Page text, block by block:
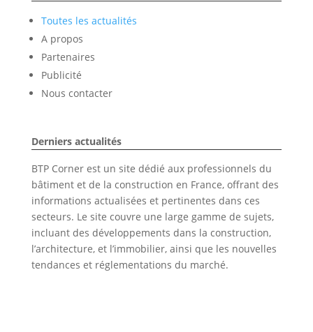
Toutes les actualités
A propos
Partenaires
Publicité
Nous contacter
Derniers actualités
BTP Corner est un site dédié aux professionnels du
bâtiment et de la construction en France, offrant des
informations actualisées et pertinentes dans ces
secteurs. Le site couvre une large gamme de sujets,
incluant des développements dans la construction,
l’architecture, et l’immobilier, ainsi que les nouvelles
tendances et réglementations du marché.